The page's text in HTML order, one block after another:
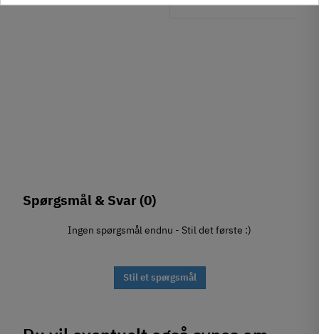
Spørgsmål & Svar(0)
Ingen spørgsmål endnu - Stil det første :)
Stil et spørgsmål